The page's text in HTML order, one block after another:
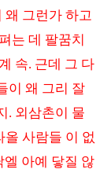
왜 그런가 하고
는 데 팔꿈치
속. 근데 그 다
이 왜 그리 잘
. 외삼촌이 물
사람들 이 없
엘 아예 닿질 않